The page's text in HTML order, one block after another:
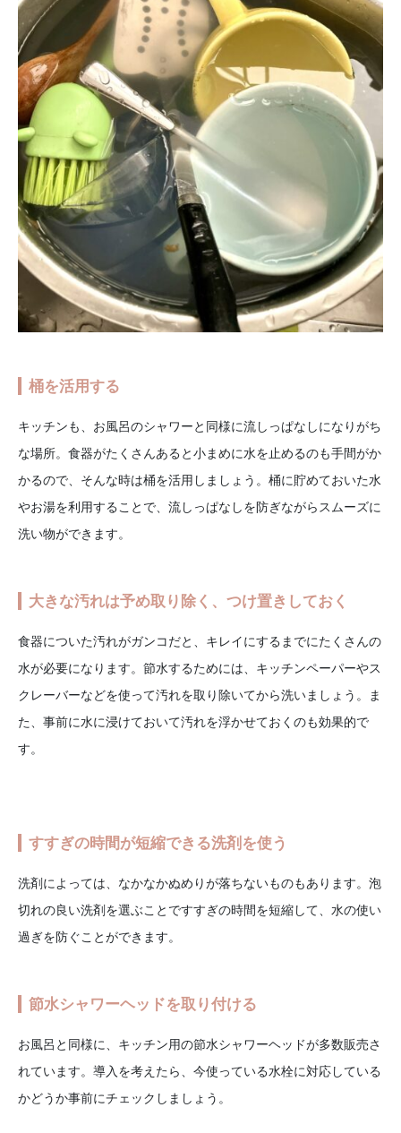
桶を活用する
キッチンも、お風呂のシャワーと同様に流しっぱなしになりがち
な場所。食器がたくさんあると小まめに水を止めるのも手間がか
かるので、そんな時は桶を活用しましょう。桶に貯めておいた水
やお湯を利用することで、流しっぱなしを防ぎながらスムーズに
洗い物ができます。
大きな汚れは予め取り除く、つけ置きしておく
食器についた汚れがガンコだと、キレイにするまでにたくさんの
水が必要になります。節水するためには、キッチンペーパーやス
クレーバーなどを使って汚れを取り除いてから洗いましょう。ま
た、事前に水に浸けておいて汚れを浮かせておくのも効果的で
す。
すすぎの時間が短縮できる洗剤を使う
洗剤によっては、なかなかぬめりが落ちないものもあります。泡
切れの良い洗剤を選ぶことですすぎの時間を短縮して、水の使い
過ぎを防ぐことができます。
節水シャワーヘッドを取り付ける
お風呂と同様に、キッチン用の節水シャワーヘッドが多数販売さ
れています。導入を考えたら、今使っている水栓に対応している
かどうか事前にチェックしましょう。